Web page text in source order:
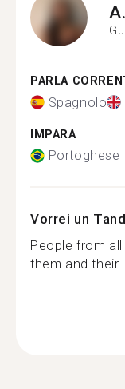
A.
PARLA
Spagnolo
IMPARA
Portoghese
Vorrei un
People from
them and